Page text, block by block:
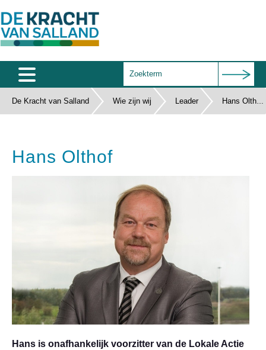
Home
Salland Café
Wie zijn wij
Documenten
Subsidies
Contact
De Kracht van Salland Wie zijn wij Leader Hans Olthof
Hans Olthof
Hans is onafhankelijk voorzitter van de Lokale Actie